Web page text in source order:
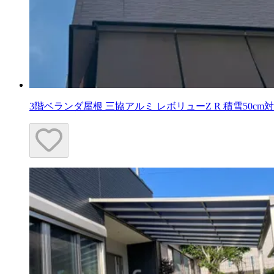
3階ベランダ屋根 三協アルミ レボリューZ R 積雪50cm